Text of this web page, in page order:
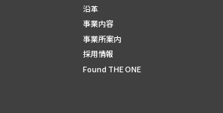
沿革
事業内容
事業所案内
採用情報
Found THE ONE